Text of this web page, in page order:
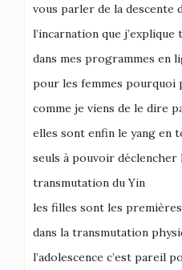
vous parler de la descente
l’incarnation que j’explique
dans mes programmes en
pour les femmes pourquoi
comme je viens de le dire
elles sont enfin le yang en
seuls à pouvoir déclencher
transmutation du Yin
les filles sont les premières
dans la transmutation
l’adolescence c’est pareil